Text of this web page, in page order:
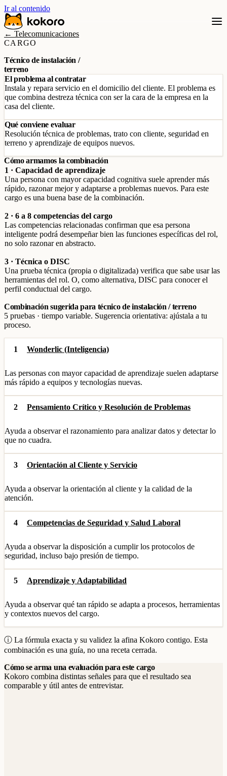
Ir al contenido
← Telecomunicaciones
CARGO
Técnico de instalación /
terreno
El problema al contratar
Instala y repara servicio en el domicilio del cliente. El problema es
que combina destreza técnica con ser la cara de la empresa en la
casa del cliente.
Qué conviene evaluar
Resolución técnica de problemas, trato con cliente, seguridad en
terreno y aprendizaje de equipos nuevos.
Cómo armamos la combinación
1 · Capacidad de aprendizaje
Una persona con mayor capacidad cognitiva suele aprender más
rápido, razonar mejor y adaptarse a problemas nuevos. Para este
cargo es una buena base de la combinación.
2 · 6 a 8 competencias del cargo
Las competencias relacionadas confirman que esa persona
inteligente podrá desempeñar bien las funciones específicas del rol,
no solo razonar en abstracto.
3 · Técnica o DISC
Una prueba técnica (propia o digitalizada) verifica que sabe usar las
herramientas del rol. O, como alternativa, DISC para conocer el
perfil conductual del cargo.
Combinación sugerida para técnico de instalación / terreno
5 pruebas · tiempo variable. Sugerencia orientativa: ajústala a tu
proceso.
1 Wonderlic (Inteligencia)
Las personas con mayor capacidad de aprendizaje suelen adaptarse
más rápido a equipos y tecnologías nuevas.
2 Pensamiento Crítico y Resolución de Problemas
Ayuda a observar el razonamiento para analizar datos y detectar lo
que no cuadra.
3 Orientación al Cliente y Servicio
Ayuda a observar la orientación al cliente y la calidad de la
atención.
4 Competencias de Seguridad y Salud Laboral
Ayuda a observar la disposición a cumplir los protocolos de
seguridad, incluso bajo presión de tiempo.
5 Aprendizaje y Adaptabilidad
Ayuda a observar qué tan rápido se adapta a procesos, herramientas
y contextos nuevos del cargo.
ⓘ La fórmula exacta y su validez la afina Kokoro contigo. Esta
combinación es una guía, no una receta cerrada.
Cómo se arma una evaluación para este cargo
Kokoro combina distintas señales para que el resultado sea
comparable y útil antes de entrevistar.